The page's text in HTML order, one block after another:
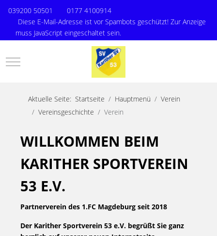
039200 50501
0177 4100914
Diese E-Mail-Adresse ist vor Spambots geschützt! Zur Anzeige
muss JavaScript eingeschaltet sein.
Mobile Menu Toggle
Aktuelle Seite: Startseite Hauptmenü
Verein
Vereinsgeschichte
Verein
WILLKOMMEN BEIM
KARITHER SPORTVEREIN
53 E.V.
Partnerverein des 1.FC Magdeburg seit 2018
Der Karither Sportverein 53 e.V. begrüßt Sie ganz